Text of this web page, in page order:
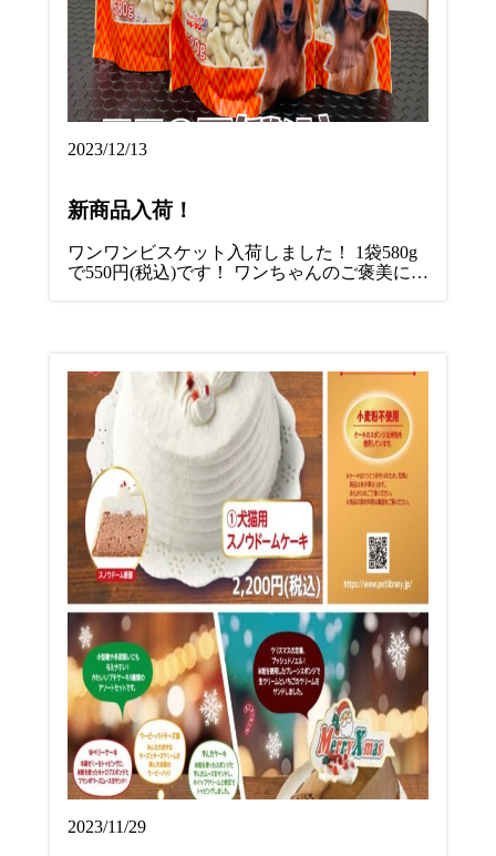
2023/12/13
新商品入荷！
ワンワンビスケット入荷しました！ 1袋580g
で550円(税込)です！ ワンちゃんのご褒美に…
2023/11/29